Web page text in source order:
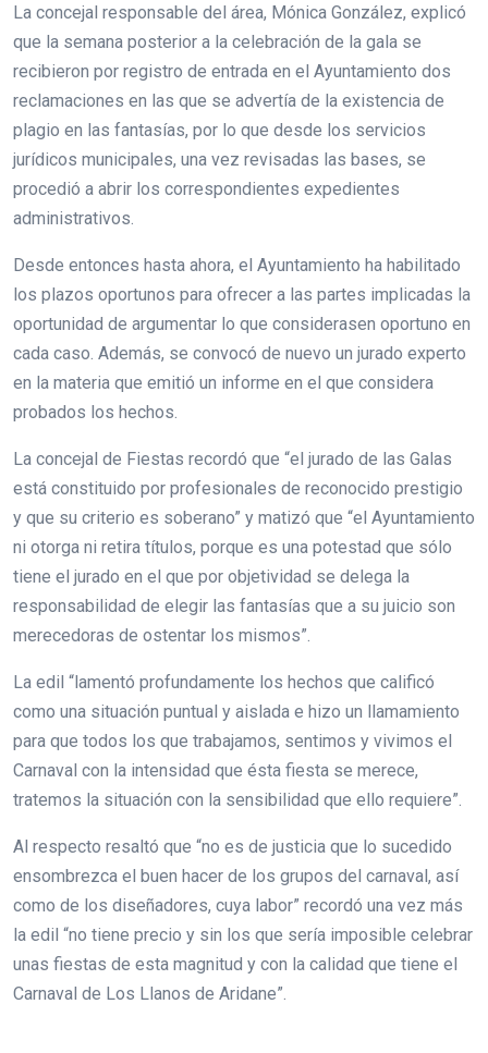
La concejal responsable del área, Mónica González, explicó
que la semana posterior a la celebración de la gala se
recibieron por registro de entrada en el Ayuntamiento dos
reclamaciones en las que se advertía de la existencia de
plagio en las fantasías, por lo que desde los servicios
jurídicos municipales, una vez revisadas las bases, se
procedió a abrir los correspondientes expedientes
administrativos.
Desde entonces hasta ahora, el Ayuntamiento ha habilitado
los plazos oportunos para ofrecer a las partes implicadas la
oportunidad de argumentar lo que considerasen oportuno en
cada caso. Además, se convocó de nuevo un jurado experto
en la materia que emitió un informe en el que considera
probados los hechos.
La concejal de Fiestas recordó que “el jurado de las Galas
está constituido por profesionales de reconocido prestigio
y que su criterio es soberano” y matizó que “el Ayuntamiento
ni otorga ni retira títulos, porque es una potestad que sólo
tiene el jurado en el que por objetividad se delega la
responsabilidad de elegir las fantasías que a su juicio son
merecedoras de ostentar los mismos”.
La edil “lamentó profundamente los hechos que calificó
como una situación puntual y aislada e hizo un llamamiento
para que todos los que trabajamos, sentimos y vivimos el
Carnaval con la intensidad que ésta fiesta se merece,
tratemos la situación con la sensibilidad que ello requiere”.
Al respecto resaltó que “no es de justicia que lo sucedido
ensombrezca el buen hacer de los grupos del carnaval, así
como de los diseñadores, cuya labor” recordó una vez más
la edil “no tiene precio y sin los que sería imposible celebrar
unas fiestas de esta magnitud y con la calidad que tiene el
Carnaval de Los Llanos de Aridane”.